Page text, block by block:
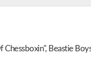
Beastie